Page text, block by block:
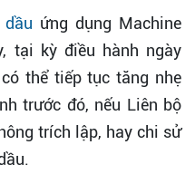
ứng dụng Machine
tại kỳ điều hành ngày
thể tiếp tục tăng nhẹ
trước đó, nếu Liên bộ
trích lập, hay chi sử